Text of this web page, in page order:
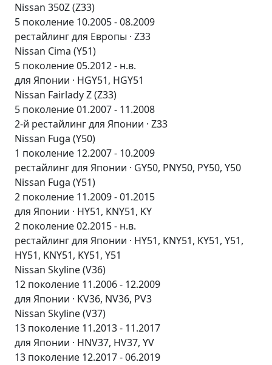
Nissan 350Z (Z33)
5 поколение 10.2005 - 08.2009
рестайлинг для Европы · Z33
Nissan Cima (Y51)
5 поколение 05.2012 - н.в.
для Японии · HGY51, HGY51
Nissan Fairlady Z (Z33)
5 поколение 01.2007 - 11.2008
2-й рестайлинг для Японии · Z33
Nissan Fuga (Y50)
1 поколение 12.2007 - 10.2009
рестайлинг для Японии · GY50, PNY50, PY50, Y50
Nissan Fuga (Y51)
2 поколение 11.2009 - 01.2015
для Японии · HY51, KNY51, KY
2 поколение 02.2015 - н.в.
рестайлинг для Японии · HY51, KNY51, KY51, Y51,
HY51, KNY51, KY51, Y51
Nissan Skyline (V36)
12 поколение 11.2006 - 12.2009
для Японии · KV36, NV36, PV3
Nissan Skyline (V37)
13 поколение 11.2013 - 11.2017
для Японии · HNV37, HV37, YV
13 поколение 12.2017 - 06.2019